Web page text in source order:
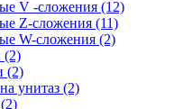
V -сложения (12)
Z-сложения (11)
W-сложения (2)
(2)
(2)
унитаз (2)
(2)